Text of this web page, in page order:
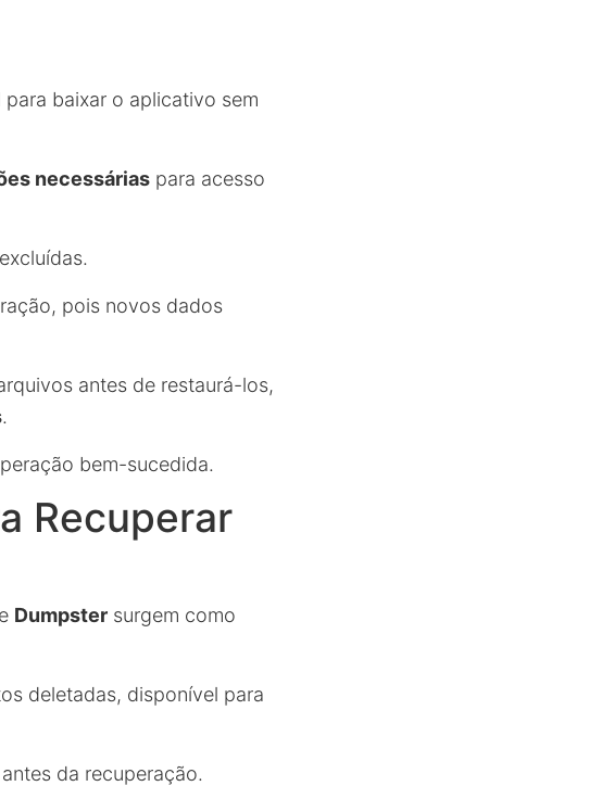
baixar o aplicativo sem
necessárias para acesso
pois novos dados
antes de restaurá-los,
.
bem-sucedida.
Recuperar
e Dumpster surgem como
deletadas, disponível para
da recuperação.